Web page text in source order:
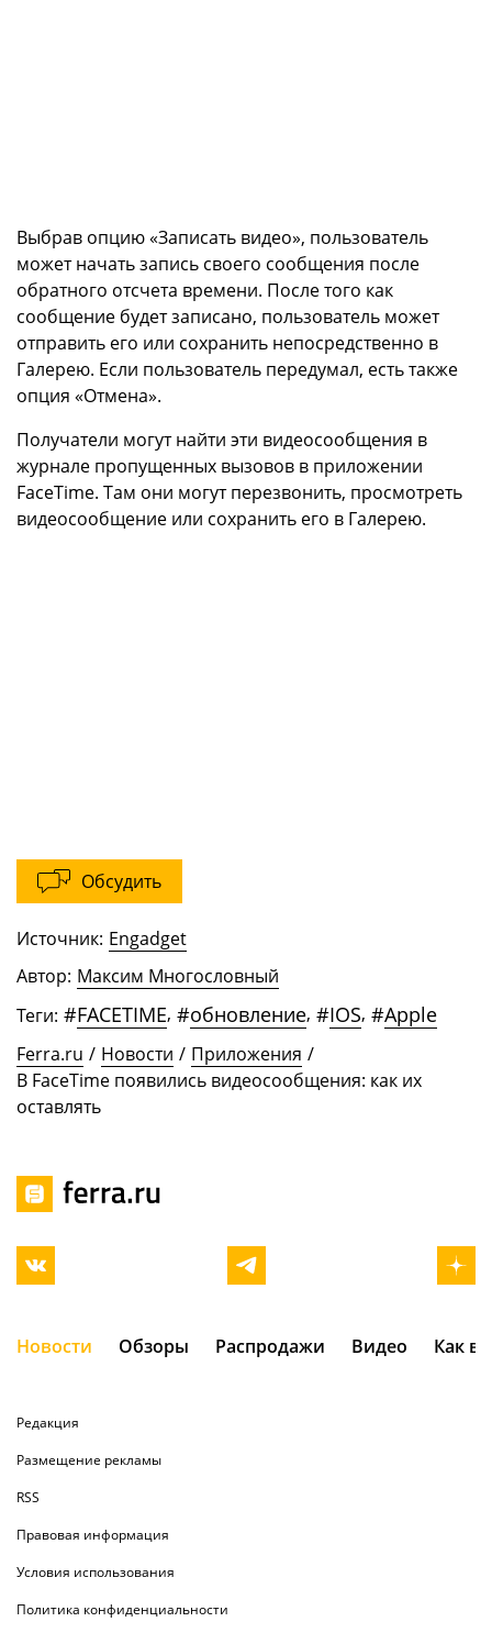
Выбрав опцию «Записать видео», пользователь
может начать запись своего сообщения после
обратного отсчета времени. После того как
сообщение будет записано, пользователь может
отправить его или сохранить непосредственно в
Галерею. Если пользователь передумал, есть также
опция «Отмена».
Получатели могут найти эти видеосообщения в
журнале пропущенных вызовов в приложении
FaceTime. Там они могут перезвонить, просмотреть
видеосообщение или сохранить его в Галерею.
Обсудить
Источник: Engadget
Автор: Максим Многословный
Теги: #FACETIME, #обновление, #IOS, #Apple
Ferra.ru / Новости / Приложения /
В FaceTime появились видеосообщения: как их
оставлять
Новости Обзоры Распродажи Видео Как
Редакция
Размещение рекламы
RSS
Правовая информация
Условия использования
Политика конфиденциальности